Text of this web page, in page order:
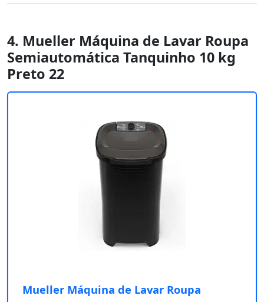
4. Mueller Máquina de Lavar Roupa
Semiautomática Tanquinho 10 kg
Preto 22
Mueller Máquina de Lavar Roupa